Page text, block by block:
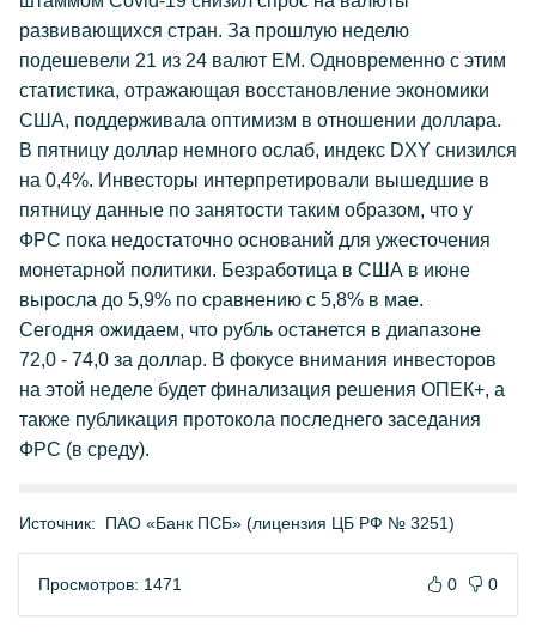
развивающихся стран. За прошлую неделю
подешевели 21 из 24 валют ЕМ. Одновременно с этим
статистика, отражающая восстановление экономики
США, поддерживала оптимизм в отношении доллара.
В пятницу доллар немного ослаб, индекс DXY снизился
на 0,4%. Инвесторы интерпретировали вышедшие в
пятницу данные по занятости таким образом, что у
ФРС пока недостаточно оснований для ужесточения
монетарной политики. Безработица в США в июне
выросла до 5,9% по сравнению с 5,8% в мае.
Сегодня ожидаем, что рубль останется в диапазоне
72,0 - 74,0 за доллар. В фокусе внимания инвесторов
на этой неделе будет финализация решения ОПЕК+, а
также публикация протокола последнего заседания
ФРС (в среду).
Источник: ПАО «Банк ПСБ» (лицензия ЦБ РФ № 3251)
Просмотров: 1471 0 0